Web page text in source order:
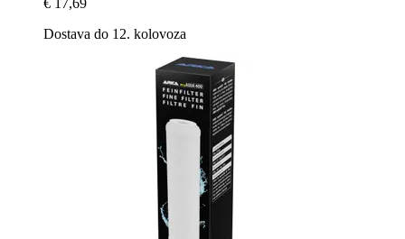
Dostava do 12. kolovoza